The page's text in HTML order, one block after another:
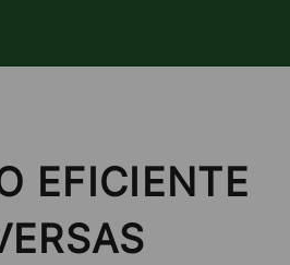
EFICIENTE